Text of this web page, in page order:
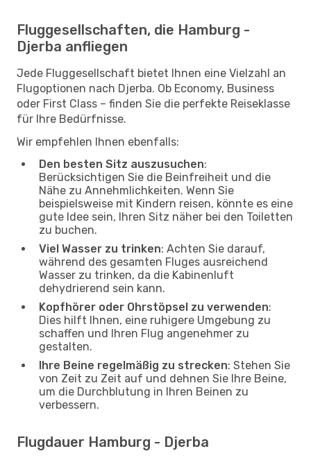
Fluggesellschaften, die Hamburg -
Djerba anfliegen
Jede Fluggesellschaft bietet Ihnen eine Vielzahl an
Flugoptionen nach Djerba. Ob Economy, Business
oder First Class – finden Sie die perfekte Reiseklasse
für Ihre Bedürfnisse.
Wir empfehlen Ihnen ebenfalls:
Den besten Sitz auszusuchen:
Berücksichtigen Sie die Beinfreiheit und die
Nähe zu Annehmlichkeiten. Wenn Sie
beispielsweise mit Kindern reisen, könnte es eine
gute Idee sein, Ihren Sitz näher bei den Toiletten
zu buchen.
Viel Wasser zu trinken: Achten Sie darauf,
während des gesamten Fluges ausreichend
Wasser zu trinken, da die Kabinenluft
dehydrierend sein kann.
Kopfhörer oder Ohrstöpsel zu verwenden:
Dies hilft Ihnen, eine ruhigere Umgebung zu
schaffen und Ihren Flug angenehmer zu
gestalten.
Ihre Beine regelmäßig zu strecken: Stehen Sie
von Zeit zu Zeit auf und dehnen Sie Ihre Beine,
um die Durchblutung in Ihren Beinen zu
verbessern.
Flugdauer Hamburg - Djerba